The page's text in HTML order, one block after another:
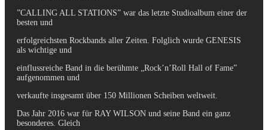
”CALLING ALL STATIONS” war das letzte Studioalbum einer der
besten und
erfolgreichsten Rockbands aller Zeiten. Folglich wurde GENESIS
als wichtige und
einflussreiche Band in die berühmte „Rock’n’Roll Hall of Fame”
aufgenommen und
verkaufte insgesamt über 150 Millionen Scheiben weltweit.
Das Jahr 2016 war für RAY WILSON und seine Band ein ganz
besonderes. Gleich